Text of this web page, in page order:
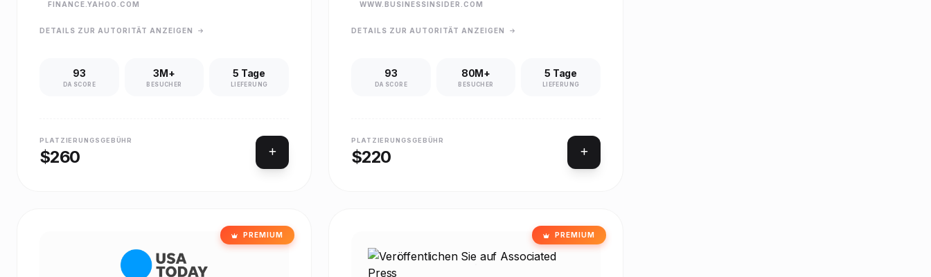
FINANCE.YAHOO.COM
DETAILS ZUR AUTORITÄT ANZEIGEN
93
DA SCORE
3M+
BESUCHER
5 Tage
LIEFERUNG
PLATZIERUNGSGEBÜHR
$260
WWW.BUSINESSINSIDER.COM
DETAILS ZUR AUTORITÄT ANZEIGEN
93
DA SCORE
80M+
BESUCHER
5 Tage
LIEFERUNG
PLATZIERUNGSGEBÜHR
$220
PREMIUM PREMIUM